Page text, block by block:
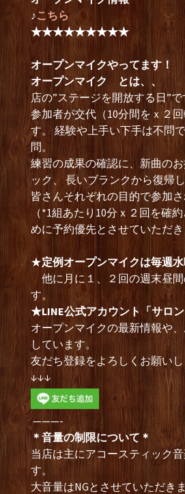
♪こちら
★★★★★★★★★
オープンマイクやってます！
オープンマイク とは、、
店の”ステージを開放する日”で
参加者が交代（10分間をｘ２
す。 経験や上手い下手は不問
問。
練習の成果の確認に、新曲の
ック、 長いブランクから復帰
皆さんそれぞれの目的で参加
（*1組あたり10分ｘ２回を確
めに予約優先とさせていただき
★定例オープンマイクは毎週
他に月に１、２回の週末昼間
す。
★LINE公式アカウント「サロン
オープンマイクの最新情報や
しています。
友だち登録をよろしくお願いし
↓↓↓
———-
＊音量の制限について＊
当店は主にアコースティック
す。
大音量はNGとさせていただき